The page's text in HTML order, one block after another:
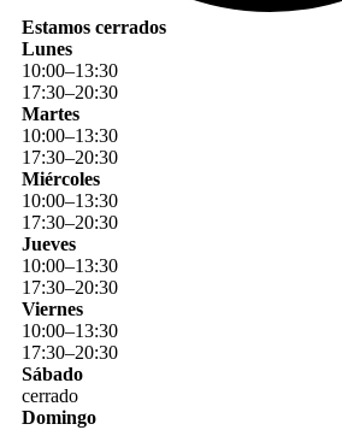
Estamos cerrados
Lunes
10:00–13:30
17:30–20:30
Martes
10:00–13:30
17:30–20:30
Miércoles
10:00–13:30
17:30–20:30
Jueves
10:00–13:30
17:30–20:30
Viernes
10:00–13:30
17:30–20:30
Sábado
cerrado
Domingo